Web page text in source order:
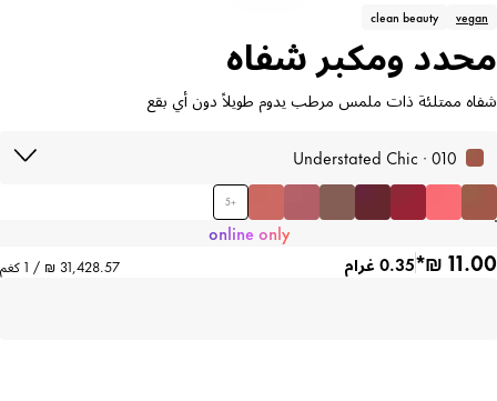
vegan
clean beauty
محدد ومكبر شفاه
شفاه ممتلئة ذات ملمس مرطب يدوم طويلاً دون أي بقع
010 · Understated Chic
+
5
online only
0.35 غرام